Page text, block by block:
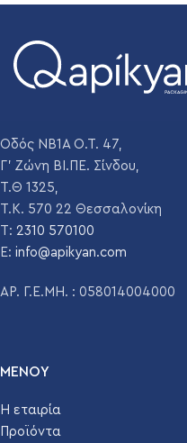
ΔΙΆΜΕΤΡΟΣ 55,6 mm
ΤΕΜΆΧΙΑ ΑΝΆ
ΠΑΛΈΤΑ
Οδός ΝΒ1Α Ο.Τ. 47,
Γ' Ζώνη ΒΙ.ΠΕ. Σίνδου,
Τ.Θ 1325,
Τ.Κ. 570 22 Θεσσαλονίκη
T: 2310 570100
E: info@apikyan.com
ΑΡ. Γ.Ε.ΜΗ. : 058014004000
ΜΕΝΟΥ
Η εταιρία
Προϊόντα